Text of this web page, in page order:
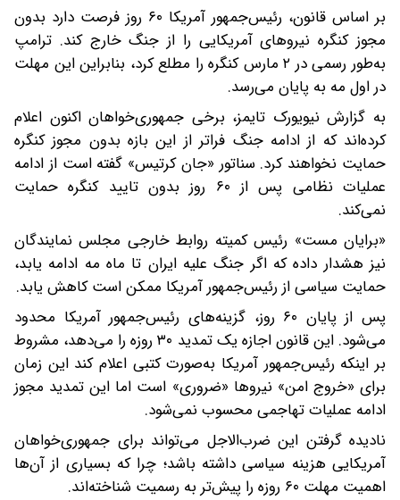
بر اساس قانون، رئیس‌جمهور آمریکا ۶۰ روز فرصت دارد بدون
مجوز کنگره نیروهای آمریکایی را از جنگ خارج کند. ترامپ
به‌طور رسمی در ۲ مارس کنگره را مطلع کرد، بنابراین این مهلت
در اول مه به پایان می‌رسد.
به گزارش نیویورک تایمز، برخی جمهوری‌خواهان اکنون اعلام
کرده‌اند که از ادامه جنگ فراتر از این بازه بدون مجوز کنگره
حمایت نخواهند کرد. سناتور «جان کرتیس» گفته است از ادامه
عملیات نظامی پس از ۶۰ روز بدون تایید کنگره حمایت
نمی‌کند.
«برایان مست» رئیس کمیته روابط خارجی مجلس نمایندگان
نیز هشدار داده که اگر جنگ علیه ایران تا ماه مه ادامه یابد،
حمایت سیاسی از رئیس‌جمهور آمریکا ممکن است کاهش یابد.
پس از پایان ۶۰ روز، گزینه‌های رئیس‌جمهور آمریکا محدود
می‌شود. این قانون اجازه یک تمدید ۳۰ روزه را می‌دهد، مشروط
بر اینکه رئیس‌جمهور آمریکا به‌صورت کتبی اعلام کند این زمان
برای «خروج امن» نیروها «ضروری» است اما این تمدید مجوز
ادامه عملیات تهاجمی محسوب نمی‌شود.
نادیده گرفتن این ضرب‌الاجل می‌تواند برای جمهوری‌خواهان
آمریکایی هزینه سیاسی داشته باشد؛ چرا که بسیاری از آن‌ها
اهمیت مهلت ۶۰ روزه را پیش‌تر به رسمیت شناخته‌اند.